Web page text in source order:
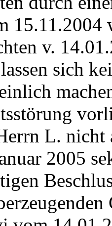
15.11.2004
v.
sich
L. nicht
2005